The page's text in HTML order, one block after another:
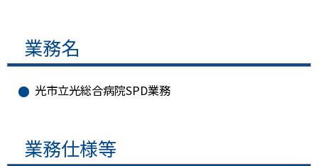
業務名
光市立光総合病院SPD業務
業務仕様等